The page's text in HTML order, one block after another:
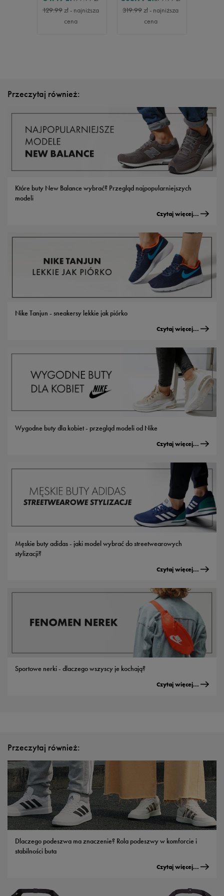
129.99zł- najniższa
cena
319.99zł- najniższa
cena
Przeczytaj również:
Które buty New Balance wybrać? Przegląd najpopularniejszych
modeli
Czytaj więcej...
Nike Tanjun - sneakersy lekkie jak piórko
Czytaj więcej...
Wygodne buty dla kobiet - przegląd modeli od Nike
Czytaj więcej...
Męskie buty adidas - jaki model wybrać do streetwearowych
stylizacji?
Czytaj więcej...
Sportowe nerki - dlaczego wszyscy je kochają?
Czytaj więcej...
Przeczytaj również:
Dlaczego podeszwa ma znaczenie? Rola podeszwy w komforcie i
stabilności buta
Czytaj więcej...